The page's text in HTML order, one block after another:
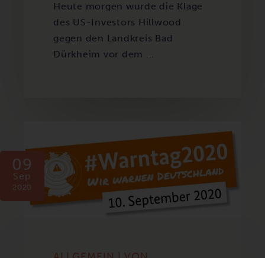
Heute morgen wurde die Klage
des US-Investors Hillwood
gegen den Landkreis Bad
Dürkheim vor dem ...
09
Sep
2020